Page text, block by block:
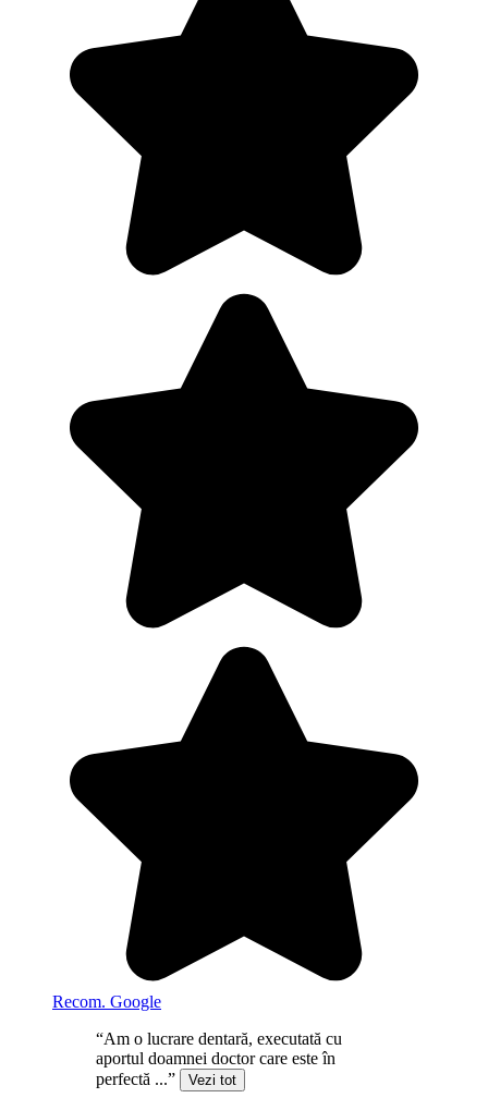
Recom. Google
“Am o lucrare dentară, executată cu
aportul doamnei doctor care este în
perfectă ...”
Vezi tot